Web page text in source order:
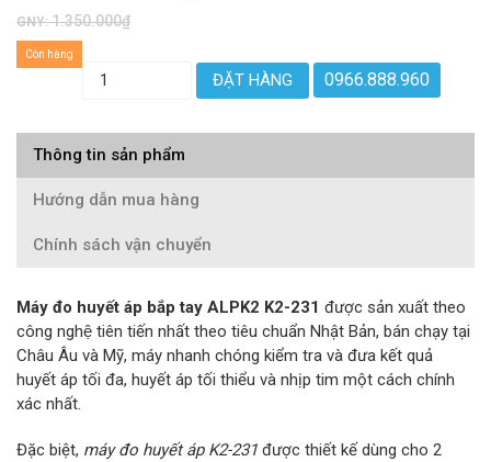
GNY:1.350.000₫
Còn hàng
ĐẶT HÀNG 0966.888.960
Thông tin sản phẩm
Hướng dẫn mua hàng
Chính sách vận chuyển
Máy đo huyết áp bắp tay ALPK2 K2-231 được sản xuất theo
công nghệ tiên tiến nhất theo tiêu chuẩn Nhật Bản, bán chạy tại
Châu Âu và Mỹ, máy nhanh chóng kiểm tra và đưa kết quả
huyết áp tối đa, huyết áp tối thiểu và nhịp tim một cách chính
xác nhất.
Đặc biệt, máy đo huyết áp K2-231 được thiết kế dùng cho 2